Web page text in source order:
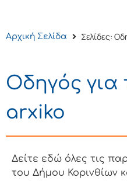
Αρχική Σελίδα Σελίδες:
Οδηγός για
arxiko
Δείτε εδώ όλες τις
του Δήμου Κορινθίων